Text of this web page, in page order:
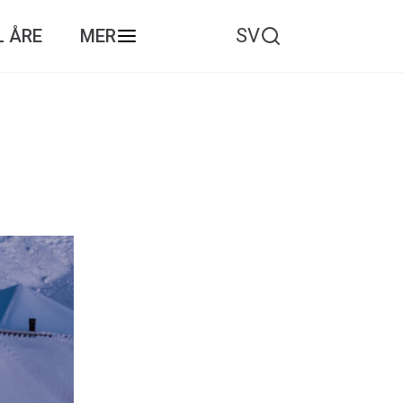
ÅRE MER SV